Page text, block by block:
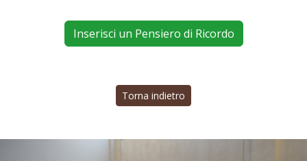
Inserisci un Pensiero di Ricordo
Torna indietro